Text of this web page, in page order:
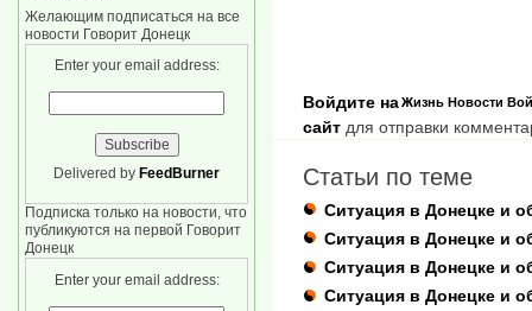
Жизнь Новости
Войдите на
сайт для отправки
Статьи по теме
Ситуация в Донецке и
Ситуация в Донецке и
Ситуация в Донецке и
Ситуация в Донецке и
Желающим подписаться на все
новости Говорит Донецк
Enter your email address:
Delivered by FeedBurner
Подписка только на новости, что
публикуются на первой Говорит
Донецк
Enter your email address: